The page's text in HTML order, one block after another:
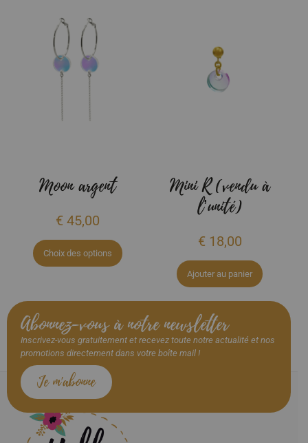
Moon argent
Choix des options
Mini R (vendu à
l’unité)
Ajouter au panier
Abonnez-vous à notre newsletter
Inscrivez-vous gratuitement et recevez toute notre actualité et nos
promotions directement dans votre boîte mail !
Je m'abonne